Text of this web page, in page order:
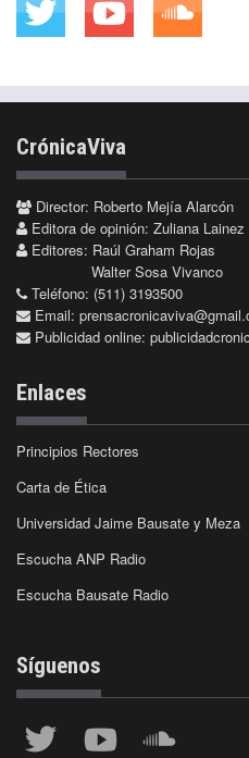
CrónicaViva
Director: Roberto Mejía Alarcón
Editora de opinión: Zuliana Lainez
Editores: Raúl Graham Rojas
Walter Sosa Vivanco
Teléfono: (511) 3193500
Email:
Publicidad online:
Enlaces
Principios Rectores
Carta de Ética
Universidad Jaime Bausate y Meza
Escucha ANP Radio
Escucha Bausate Radio
Síguenos